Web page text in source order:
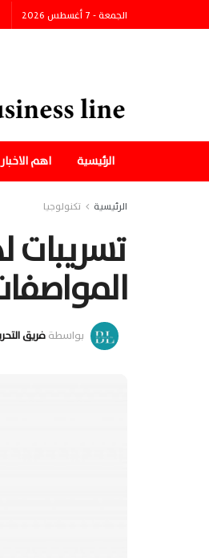
الجمعة - 7 أغسطس 2026
الرئيسية اهم الاخبار
الرئيسية تكنولوجيا
بواسطةفريق